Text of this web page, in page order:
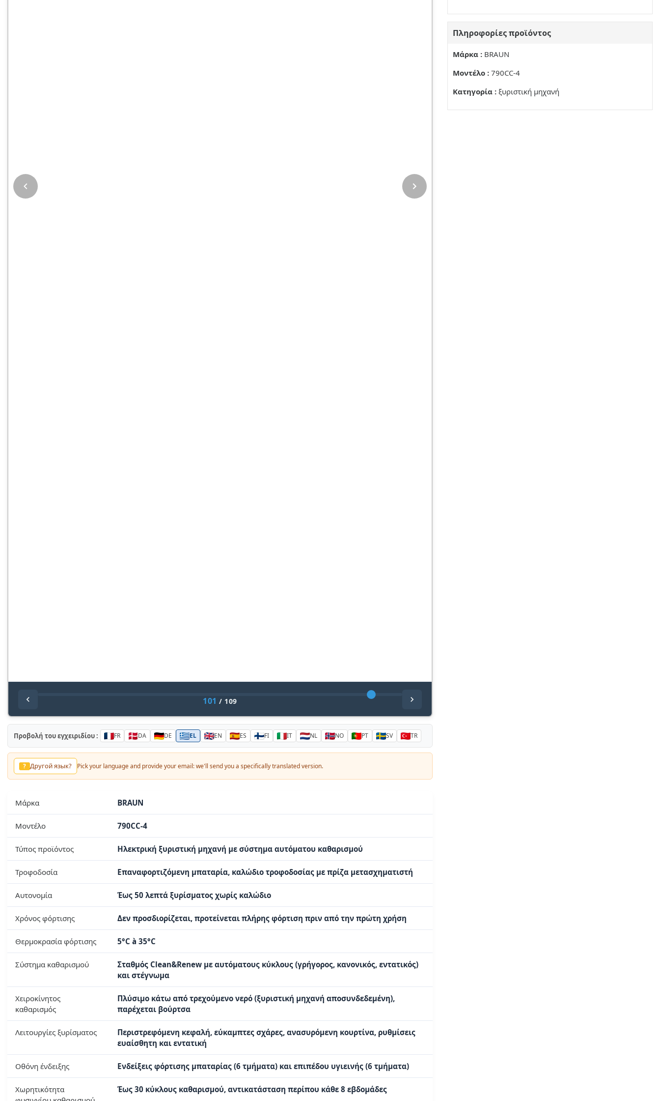
101 / 109
Προβολή του εγχειριδίου : FR DA DE EL EN ES FI IT NL NO PT SV TR
? Другой язык? Pick your language and provide your email: we'll send you a specifically translated version.
Μάρκα BRAUN
Μοντέλο 790CC-4
Τύπος προϊόντος Ηλεκτρική ξυριστική μηχανή με σύστημα αυτόματου καθαρισμού
Τροφοδοσία Επαναφορτιζόμενη μπαταρία, καλώδιο τροφοδοσίας με πρίζα μετασχηματιστή
Αυτονομία Έως 50 λεπτά ξυρίσματος χωρίς καλώδιο
Χρόνος φόρτισης Δεν προσδιορίζεται, προτείνεται πλήρης φόρτιση πριν από την πρώτη χρήση
Θερμοκρασία φόρτισης 5°C à 35°C
Σύστημα καθαρισμού
Σταθμός Clean&Renew με αυτόματους κύκλους (γρήγορος, κανονικός, εντατικός)
και στέγνωμα
Χειροκίνητος
καθαρισμός
Πλύσιμο κάτω από τρεχούμενο νερό (ξυριστική μηχανή αποσυνδεδεμένη),
παρέχεται βούρτσα
Λειτουργίες ξυρίσματος
Περιστρεφόμενη κεφαλή, εύκαμπτες σχάρες, ανασυρόμενη κουρτίνα, ρυθμίσεις
ευαίσθητη και εντατική
Οθόνη ένδειξης Ενδείξεις φόρτισης μπαταρίας (6 τμήματα) και επιπέδου υγιεινής (6 τμήματα)
Χωρητικότητα
Έως 30 κύκλους καθαρισμού, αντικατάσταση περίπου κάθε 8 εβδομάδες
EYYUNON
Πληροφορίες προϊόντος
Μάρκα : BRAUN
Μοντέλο : 790CC-4
Κατηγορία : ξυριστική μηχανή